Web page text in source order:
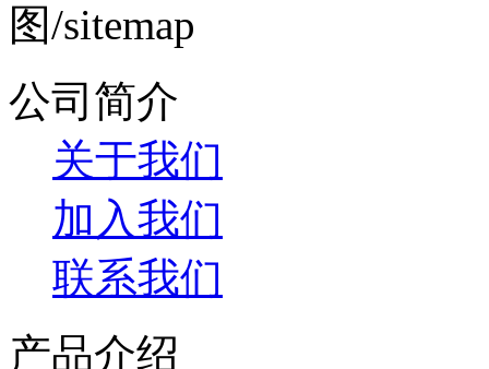
公司简介
关于我们
加入我们
联系我们
产品介绍